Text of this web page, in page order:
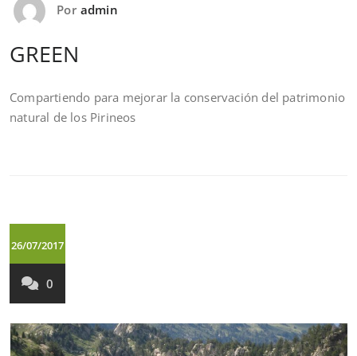
Por admin
GREEN
Compartiendo para mejorar la conservación del patrimonio
natural de los Pirineos
26/07/2017
0